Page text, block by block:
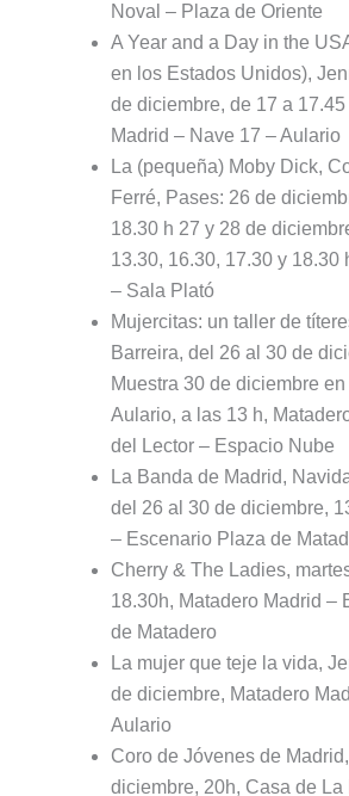
Noval – Plaza de Oriente
A Year and a Day in the
en los Estados Unidos),
de diciembre, de 17 a
Madrid – Nave 17 – Aulario
La (pequeña) Moby Dick,
Ferré, Pases: 26 de
18.30 h 27 y 28 de
13.30, 16.30, 17.30 y 18.30
– Sala Plató
Mujercitas: un taller de
Barreira, del 26 al 30 de
Muestra 30 de diciembre
Aulario, a las 13 h,
del Lector – Espacio Nube
La Banda de Madrid,
del 26 al 30 de diciembre,
– Escenario Plaza de
Cherry & The Ladies,
18.30h, Matadero Madrid –
de Matadero
La mujer que teje la vida,
de diciembre, Matadero
Aulario
Coro de Jóvenes de
diciembre, 20h, Casa de La